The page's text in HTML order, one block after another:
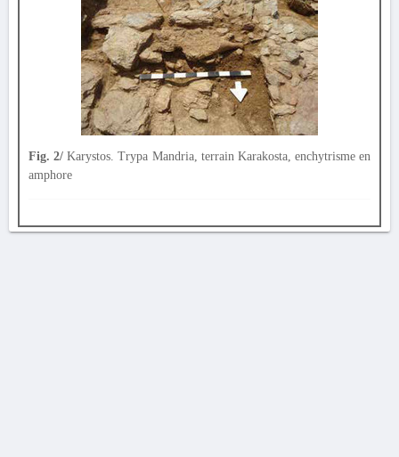
Fig. 2/ Karystos. Trypa Mandria, terrain Karakosta, enchytrisme en
amphore